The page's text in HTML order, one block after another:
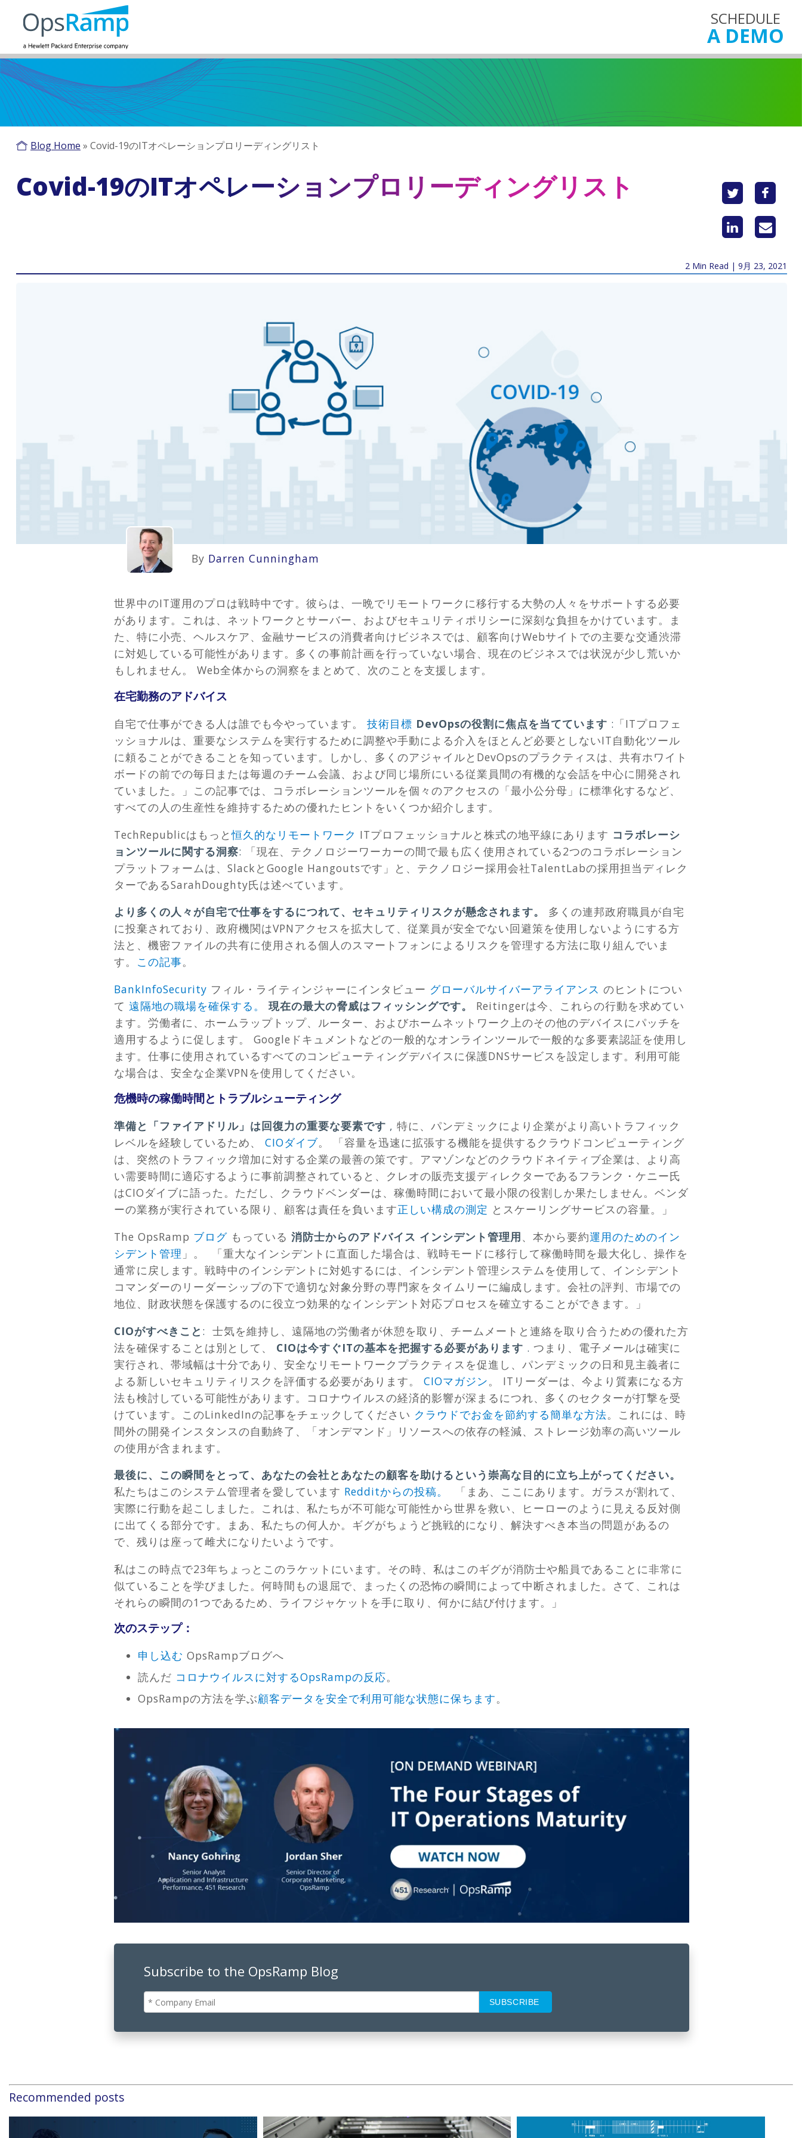
SCHEDULE
A DEMO
Blog Home » Covid-19のITオペレーションプロリーディングリスト
Covid-19のITオペレーションプロリーディングリスト
2 Min Read | 9月 23, 2021
By Darren Cunningham
世界中のIT運用のプロは戦時中です。彼らは、一晩でリモートワークに移行する大勢の人々をサポートする必要
があります。これは、ネットワークとサーバー、およびセキュリティポリシーに深刻な負担をかけています。ま
た、特に小売、ヘルスケア、金融サービスの消費者向けビジネスでは、顧客向けWebサイトでの主要な交通渋滞
に対処している可能性があります。多くの事前計画を行っていない場合、現在のビジネスでは状況が少し荒いか
もしれません。 Web全体からの洞察をまとめて、次のことを支援します。
在宅勤務のアドバイス
自宅で仕事ができる人は誰でも今やっています。 技術目標 DevOpsの役割に焦点を当てています : 「ITプロフェ
ッショナルは、重要なシステムを実行するために調整や手動による介入をほとんど必要としないIT自動化ツール
に頼ることができることを知っています。しかし、多くのアジャイルとDevOpsのプラクティスは、共有ホワイト
ボードの前での毎日または毎週のチーム会議、および同じ場所にいる従業員間の有機的な会話を中心に開発され
ていました。」この記事では、コラボレーションツールを個々のアクセスの「最小公分母」に標準化するなど、
すべての人の生産性を維持するための優れたヒントをいくつか紹介します。
TechRepublicはもっと恒久的なリモートワーク ITプロフェッショナルと株式の地平線にあります コラボレーシ
ョンツールに関する洞察: 「現在、テクノロジーワーカーの間で最も広く使用されている2つのコラボレーション
プラットフォームは、SlackとGoogle Hangoutsです」と、テクノロジー採用会社TalentLabの採用担当ディレク
ターであるSarahDoughty氏は述べています。
より多くの人々が自宅で仕事をするにつれて、セキュリティリスクが懸念されます。 多くの連邦政府職員が自宅
に投棄されており、政府機関はVPNアクセスを拡大して、従業員が安全でない回避策を使用しないようにする方
法と、機密ファイルの共有に使用される個人のスマートフォンによるリスクを管理する方法に取り組んでいま
す。 この記事。
BankInfoSecurity フィル・ライティンジャーにインタビュー グローバルサイバーアライアンス のヒントについ
て 遠隔地の職場を確保する。 現在の最大の脅威はフィッシングです。 Reitingerは今、これらの行動を求めてい
ます。労働者に、ホームラップトップ、ルーター、およびホームネットワーク上のその他のデバイスにパッチを
適用するように促します。 Googleドキュメントなどの一般的なオンラインツールで一般的な多要素認証を使用し
ます。仕事に使用されているすべてのコンピューティングデバイスに保護DNSサービスを設定します。利用可能
な場合は、安全な企業VPNを使用してください。
危機時の稼働時間とトラブルシューティング
準備と「ファイアドリル」は回復力の重要な要素です , 特に、パンデミックにより企業がより高いトラフィック
レベルを経験しているため、 CIOダイブ。 「容量を迅速に拡張する機能を提供するクラウドコンピューティング
は、突然のトラフィック増加に対する企業の最善の策です。アマゾンなどのクラウドネイティブ企業は、より高
い需要時間に適応するように事前調整されていると、クレオの販売支援ディレクターであるフランク・ケニー氏
はCIOダイブに語った。ただし、クラウドベンダーは、稼働時間において最小限の役割しか果たしません。ベンダ
ーの業務が実行されている限り、顧客は責任を負います正しい構成の測定 とスケーリングサービスの容量。」
The OpsRamp ブログ もっている 消防士からのアドバイス インシデント管理用、本から要約運用のためのイン
シデント管理 」。 「重大なインシデントに直面した場合は、戦時モードに移行して稼働時間を最大化し、操作を
通常に戻します。戦時中のインシデントに対処するには、インシデント管理システムを使用して、インシデント
コマンダーのリーダーシップの下で適切な対象分野の専門家をタイムリーに編成します。会社の評判、市場での
地位、財政状態を保護するのに役立つ効果的なインシデント対応プロセスを確立することができます。」
CIOがすべきこと : 士気を維持し、遠隔地の労働者が休憩を取り、チームメートと連絡を取り合うための優れた方
法を確保することは別として、 CIOは今すぐITの基本を把握する必要があります . つまり、電子メールは確実に
実行され、帯域幅は十分であり、安全なリモートワークプラクティスを促進し、パンデミックの日和見主義者に
よる新しいセキュリティリスクを評価する必要があります。 CIOマガジン。 ITリーダーは、今より質素になる方
法も検討している可能性があります。コロナウイルスの経済的影響が深まるにつれ、多くのセクターが打撃を受
けています。このLinkedInの記事をチェックしてください クラウドでお金を節約する簡単な方法。これには、時
間外の開発インスタンスの自動終了、「オンデマンド」リソースへの依存の軽減、ストレージ効率の高いツール
の使用が含まれます。
最後に、この瞬間をとって、あなたの会社とあなたの顧客を助けるという崇高な目的に立ち上がってください。
私たちはこのシステム管理者を愛しています Redditからの投稿。
「まあ、ここにあります。ガラスが割れて、
実際に行動を起こしました。これは、私たちが不可能な可能性から世界を救い、ヒーローのように見える反対側
に出てくる部分です。まあ、私たちの何人か。ギグがちょうど挑戦的になり、解決すべき本当の問題があるの
で、残りは座って雌犬になりたいようです。
私はこの時点で23年ちょっとこのラケットにいます。その時、私はこのギグが消防士や船員であることに非常に
似ていることを学びました。何時間もの退屈で、まったくの恐怖の瞬間によって中断されました。さて、これは
それらの瞬間の1つであるため、ライフジャケットを手に取り、何かに結び付けます。」
次のステップ：
申し込む OpsRampブログへ
読んだ コロナウイルスに対するOpsRampの反応。
OpsRampの方法を学ぶ顧客データを安全で利用可能な状態に保ちます。
Subscribe to the OpsRamp Blog
Recommended posts